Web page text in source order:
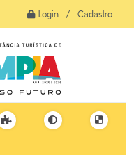
Login / Cadastro